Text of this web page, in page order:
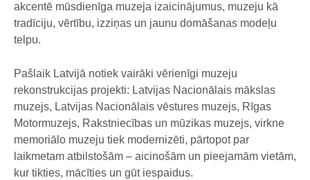
akcentē mūsdienīga muzeja izaicinājumus, muzeju kā
tradīciju, vērtību, izziņas un jaunu domāšanas modeļu
telpu.
Pašlaik Latvijā notiek vairāki vērienīgi muzeju
rekonstrukcijas projekti: Latvijas Nacionālais mākslas
muzejs, Latvijas Nacionālais vēstures muzejs, Rīgas
Motormuzejs, Rakstniecības un mūzikas muzejs, virkne
memoriālo muzeju tiek modernizēti, pārtopot par
laikmetam atbilstošām – aicinošām un pieejamām vietām,
kur tikties, mācīties un gūt iespaidus.